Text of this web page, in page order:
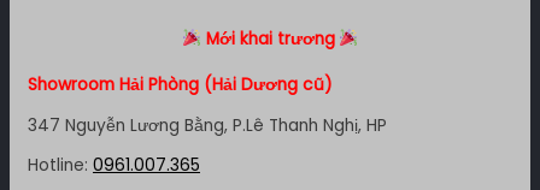
348 Đ. Bạch Đằng, P. 14, Bình Thạnh, TP HCM
Hotline:0911.007.365
Showroom Tân Bình 1 - TP. HCM
Showroom Nha Trang - Khánh Hòa
Mới khai trương
Showroom Hải Phòng (Hải Dương cũ)
347 Nguyễn Lương Bằng, P.Lê Thanh Nghị, HP
Hotline: 0961.007.365